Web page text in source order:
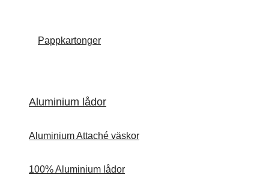
Pappkartonger
Aluminium lådor
Aluminium Attaché väskor
100% Aluminium lådor